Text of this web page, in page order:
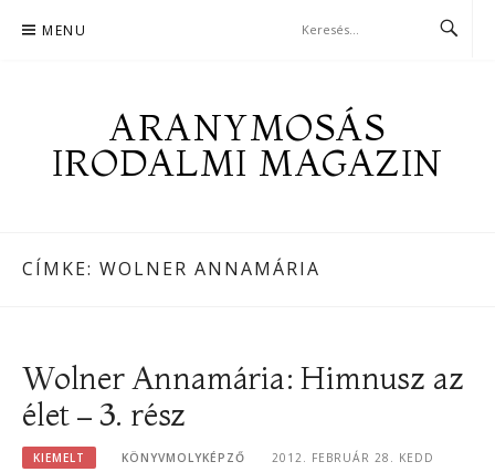
MENU
ARANYMOSÁS
IRODALMI MAGAZIN
CÍMKE: WOLNER ANNAMÁRIA
Wolner Annamária: Himnusz az
élet – 3. rész
KIEMELT KÖNYVMOLYKÉPZŐ
2012. FEBRUÁR 28. KEDD